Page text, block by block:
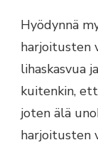
Hyödynnä
harjoitusten
lihaskasvua
kuitenkin,
joten älä
harjoitusten